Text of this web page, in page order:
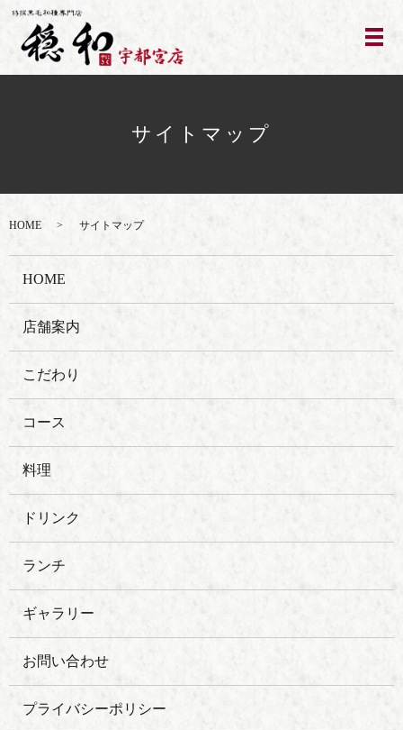
サイトマップ
HOME サイトマップ
HOME
店舗案内
こだわり
コース
料理
ドリンク
ランチ
ギャラリー
お問い合わせ
プライバシーポリシー